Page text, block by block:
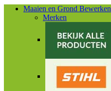
Maaien en Grond Bewerken
Merken